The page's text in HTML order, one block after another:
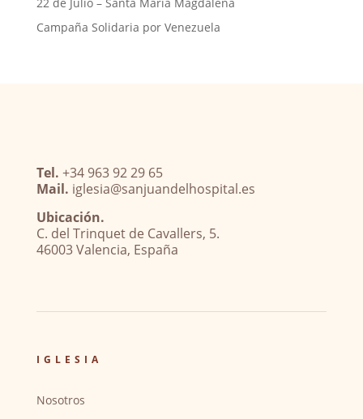
Campaña Solidaria por Venezuela
Tel. +34 963 92 29 65
Mail. iglesia@sanjuandelhospital.es
Ubicación.
C. del Trinquet de Cavallers, 5.
46003 Valencia, España
IGLESIA
Nosotros